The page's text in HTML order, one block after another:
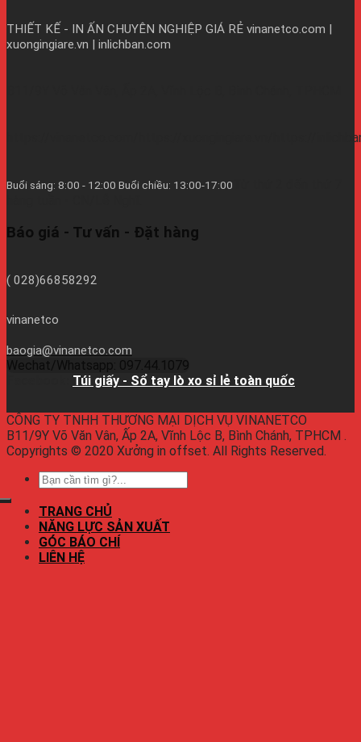
THIẾT KẾ - IN ẤN CHUYÊN NGHIỆP GIÁ RẺ vinanetco.com |
xuongingiare.vn | inlichban.com
https://vinanetco.com/https://xuongingiare.vn/https://
Buổi sáng: 8:00 - 12:00 Buổi chiều: 13:00-17:00
Báo giá - Tư vấn - Đặt hàng
( 028)66858292
vinanetco
baogia@vinanetco.com
Wechat/Whatsapp: 097.44.1079
Túi giấy - Sổ tay lò xo sỉ lẻ toàn quốc
CÔNG TY TNHH THƯƠNG MẠI DỊCH VỤ VINANETCO
B11/9Y Võ Văn Vân, Ấp 2A, Vĩnh Lộc B, Bình Chánh, TPHCM .
Copyrights © 2020 Xưởng in offset. All Rights Reserved.
TRANG CHỦ
NĂNG LỰC SẢN XUẤT
GÓC BÁO CHÍ
LIÊN HỆ